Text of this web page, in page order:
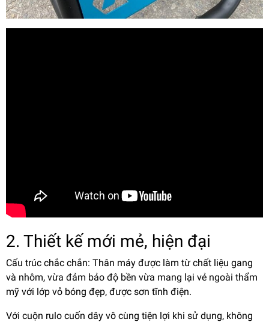
2. Thiết kế mới mẻ, hiện đại
Cấu trúc chắc chắn: Thân máy được làm từ chất liệu gang
và nhôm, vừa đảm bảo độ bền vừa mang lại vẻ ngoài thẩm
mỹ với lớp vỏ bóng đẹp, được sơn tĩnh điện.
Với cuộn rulo cuốn dây vô cùng tiện lợi khi sử dụng, không